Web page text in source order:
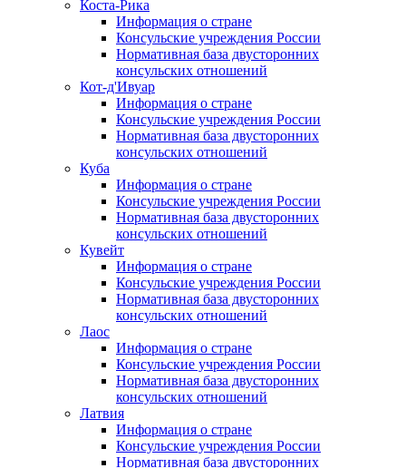
Коста-Рика
Информация о стране
Консульские учреждения России
Нормативная база двусторонних
консульских отношений
Кот-д'Ивуар
Информация о стране
Консульские учреждения России
Нормативная база двусторонних
консульских отношений
Куба
Информация о стране
Консульские учреждения России
Нормативная база двусторонних
консульских отношений
Кувейт
Информация о стране
Консульские учреждения России
Нормативная база двусторонних
консульских отношений
Лаос
Информация о стране
Консульские учреждения России
Нормативная база двусторонних
консульских отношений
Латвия
Информация о стране
Консульские учреждения России
Нормативная база двусторонних